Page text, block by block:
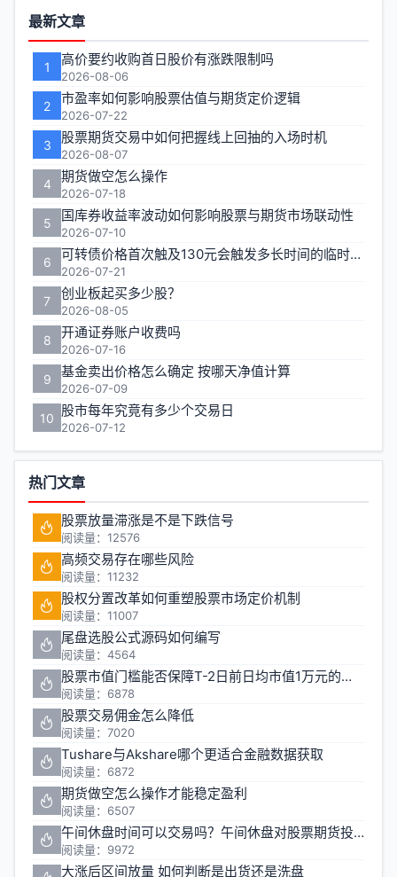
功
能
区
最新文章
1 高价要约收购首日股价有涨跌限制吗
2026-08-06
2 市盈率如何影响股票估值与期货定价逻辑
2026-07-22
3 股票期货交易中如何把握线上回抽的入场时机
2026-08-07
4 期货做空怎么操作
2026-07-18
5 国库券收益率波动如何影响股票与期货市场联动性
2026-07-10
6 可转债价格首次触及130元会触发多长时间的临时停牌
2026-07-21
7 创业板起买多少股？
2026-08-05
8 开通证券账户收费吗
2026-07-16
9 基金卖出价格怎么确定 按哪天净值计算
2026-07-09
10 股市每年究竟有多少个交易日
2026-07-12
热门文章
股票放量滞涨是不是下跌信号
阅读量：12576
高频交易存在哪些风险
阅读量：11232
股权分置改革如何重塑股票市场定价机制
阅读量：11007
尾盘选股公式源码如何编写
阅读量：4564
股票市值门槛能否保障T-2日前日均市值1万元的投资安全
阅读量：6878
股票交易佣金怎么降低
阅读量：7020
Tushare与Akshare哪个更适合金融数据获取
阅读量：6872
期货做空怎么操作才能稳定盈利
阅读量：6507
午间休盘时间可以交易吗？午间休盘对股票期货投资有什么影响
阅读量：9972
大涨后区间放量 如何判断是出货还是洗盘